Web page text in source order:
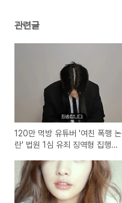
관련글
120만 먹방 유튜버 '여친 폭행 논
란' 법원 1심 유죄 징역형 집행유